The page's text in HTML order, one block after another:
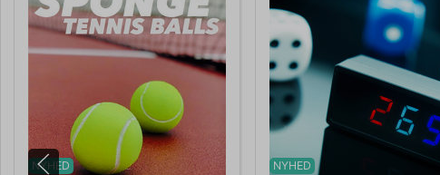
NYHED NYHED